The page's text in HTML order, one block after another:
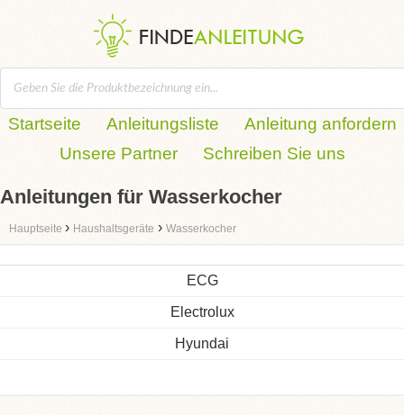
Startseite Anleitungsliste
Anleitung anfordern
Unsere Partner
Schreiben Sie uns
Anleitungen für Wasserkocher
Hauptseite › Haushaltsgeräte › Wasserkocher
ECG
Electrolux
Hyundai